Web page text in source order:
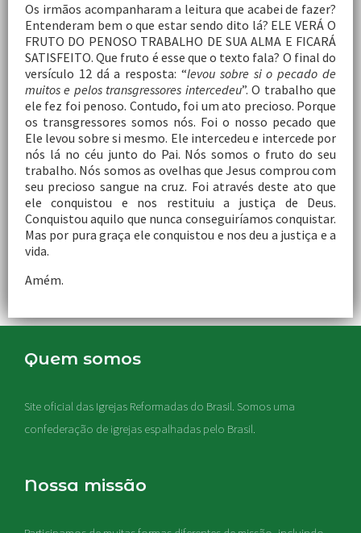
Os irmãos acompanharam a leitura que acabei de fazer?
Entenderam bem o que estar sendo dito lá? ELE VERÁ O
FRUTO DO PENOSO TRABALHO DE SUA ALMA E FICARÁ
SATISFEITO. Que fruto é esse que o texto fala? O final do
versículo 12 dá a resposta: “levou sobre si o pecado de
muitos e pelos transgressores intercedeu”. O trabalho que
ele fez foi penoso. Contudo, foi um ato precioso. Porque
os transgressores somos nós. Foi o nosso pecado que
Ele levou sobre si mesmo. Ele intercedeu e intercede por
nós lá no céu junto do Pai. Nós somos o fruto do seu
trabalho. Nós somos as ovelhas que Jesus comprou com
seu precioso sangue na cruz. Foi através deste ato que
ele conquistou e nos restituiu a justiça de Deus.
Conquistou aquilo que nunca conseguiríamos conquistar.
Mas por pura graça ele conquistou e nos deu a justiça e a
vida.
Amém.
Quem somos
Site oficial das Igrejas Reformadas do Brasil. Somos uma
confederação de igrejas espalhadas pelo Brasil.
Nossa missão